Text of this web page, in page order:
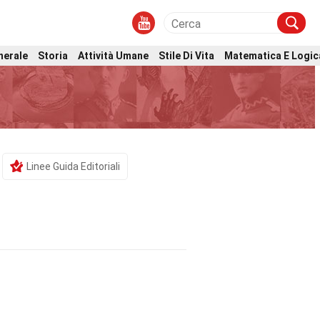
Storia Attività Umane Stile Di Vita Matematica E
Linee Guida Editoriali